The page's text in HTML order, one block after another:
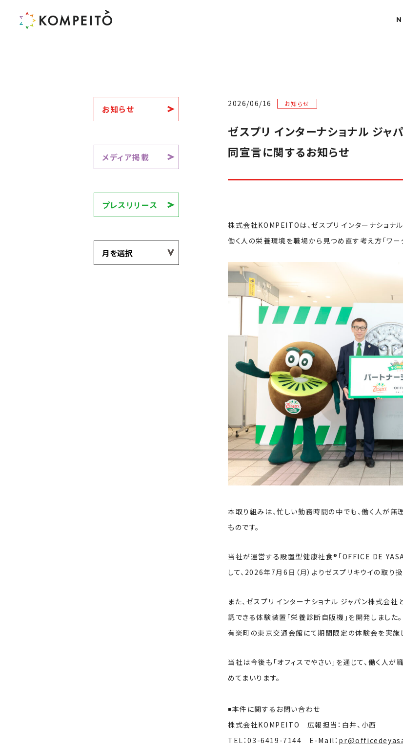
お知らせ
メディア掲載
プレスリリース
2026/06/16 お知らせ
ゼスプリ インターナショナル ジャ
同宣言に関するお知らせ
株式会社KOMPEITOは、ゼスプリ インターナショナ
働く人の栄養環境を職場から見つめ直す考え方「ワー
本取り組みは、忙しい勤務時間の中でも、働く人が
ものです。
当社が運営する設置型健康社食®「OFFICE DE
して、2026年7月6日（月）よりゼスプリキウイの取り
また、ゼスプリ インターナショナル ジャパン株式会
認できる体験装置「栄養診断自販機」を開発しました
有楽町の東京交通会館にて期間限定の体験会を実施
当社は今後も「オフィスでやさい」を通じて、働く人
めてまいります。
◾️本件に関するお問い合わせ
株式会社KOMPEITO 広報担当：白井、小西
TEL：03-6419-7144 E-Mail：